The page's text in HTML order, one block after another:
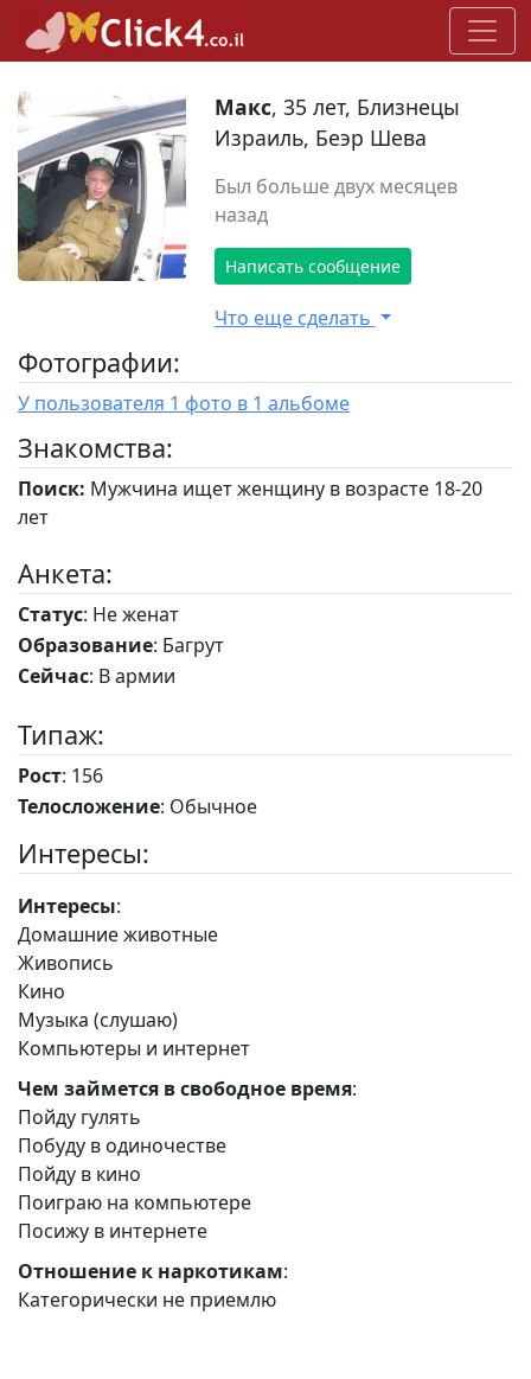
Макс, 35 лет, Близнецы
Израиль, Беэр Шева
Был больше двух месяцев
назад
Написать сообщение
Что еще сделать
Фотографии:
У пользователя 1 фото в 1 альбоме
Знакомства:
Поиск: Мужчина ищет женщину в возрасте 18-20
лет
Анкета:
Статус: Не женат
Образование: Багрут
Сейчас: В армии
Типаж:
Рост: 156
Телосложение: Обычное
Интересы:
Интересы:
Домашние животные
Живопись
Кино
Музыка (слушаю)
Компьютеры и интернет
Чем займется в свободное время:
Пойду гулять
Побуду в одиночестве
Пойду в кино
Поиграю на компьютере
Посижу в интернете
Отношение к наркотикам:
Категорически не приемлю